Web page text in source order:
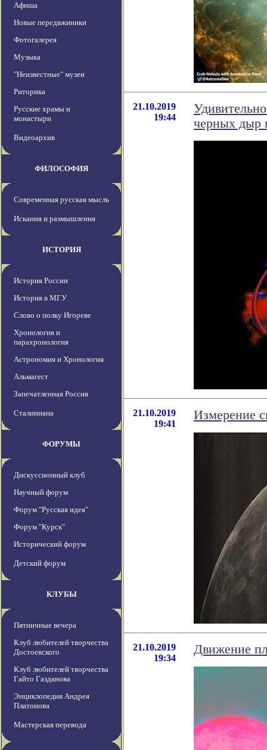
Афиша
Новые передвжиники
Фотогалерея
Музыка
"Неизвестные" музеи
Риторика
Русские храмы и
монастыри
Видеоархив
ФИЛОСОФИЯ
Современная русская мысль
Искания и размышления
ИСТОРИЯ
История России
История в МГУ
Слово о полку Игореве
Хронология и
парахронология
Астрономия и Хронология
Альмагест
Запечатленная Россия
Сталиниана
ФОРУМЫ
Дискуссионный клуб
Научный форум
Форум "Русская идея"
Форум "Курск"
Исторический форум
Детский форум
КЛУБЫ
Пятничные вечера
Клуб любителей творчества
Достоевского
Клуб любителей творчества
Гайто Газданова
Энциклопедия Андрея
Платонова
Мастерская перевода
21.10.2019
19:44
черных дыр
21.10.2019
19:41
Измерение
21.10.2019
19:34
Движение